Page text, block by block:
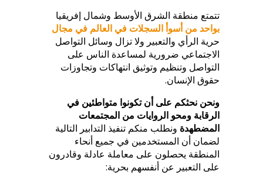
تتمتع منطقة الشرق الأوسط وشمال إفريقيا
بواحد من أسوأ السجلات في العالم في مجال
حرية الرأي والتعبير ولا تزال وسائل التواصل
الاجتماعي ضرورية لمساعدة الناس على
التواصل وتنظيم وتوثيق انتهاكات وتجاوزات
حقوق الإنسان.
ونحن نحثكم على أن تكونوا متواطئين في
الرقابة ومحو الروايات من المجتمعات
المضطهدة ونطلب منكم تنفيذ التدابير التالية
لضمان أن المستخدمين في جميع أنحاء
المنطقة يحصلون على معاملة عادلة وقادرون
على التعبير عن أنفسهم بحرية: